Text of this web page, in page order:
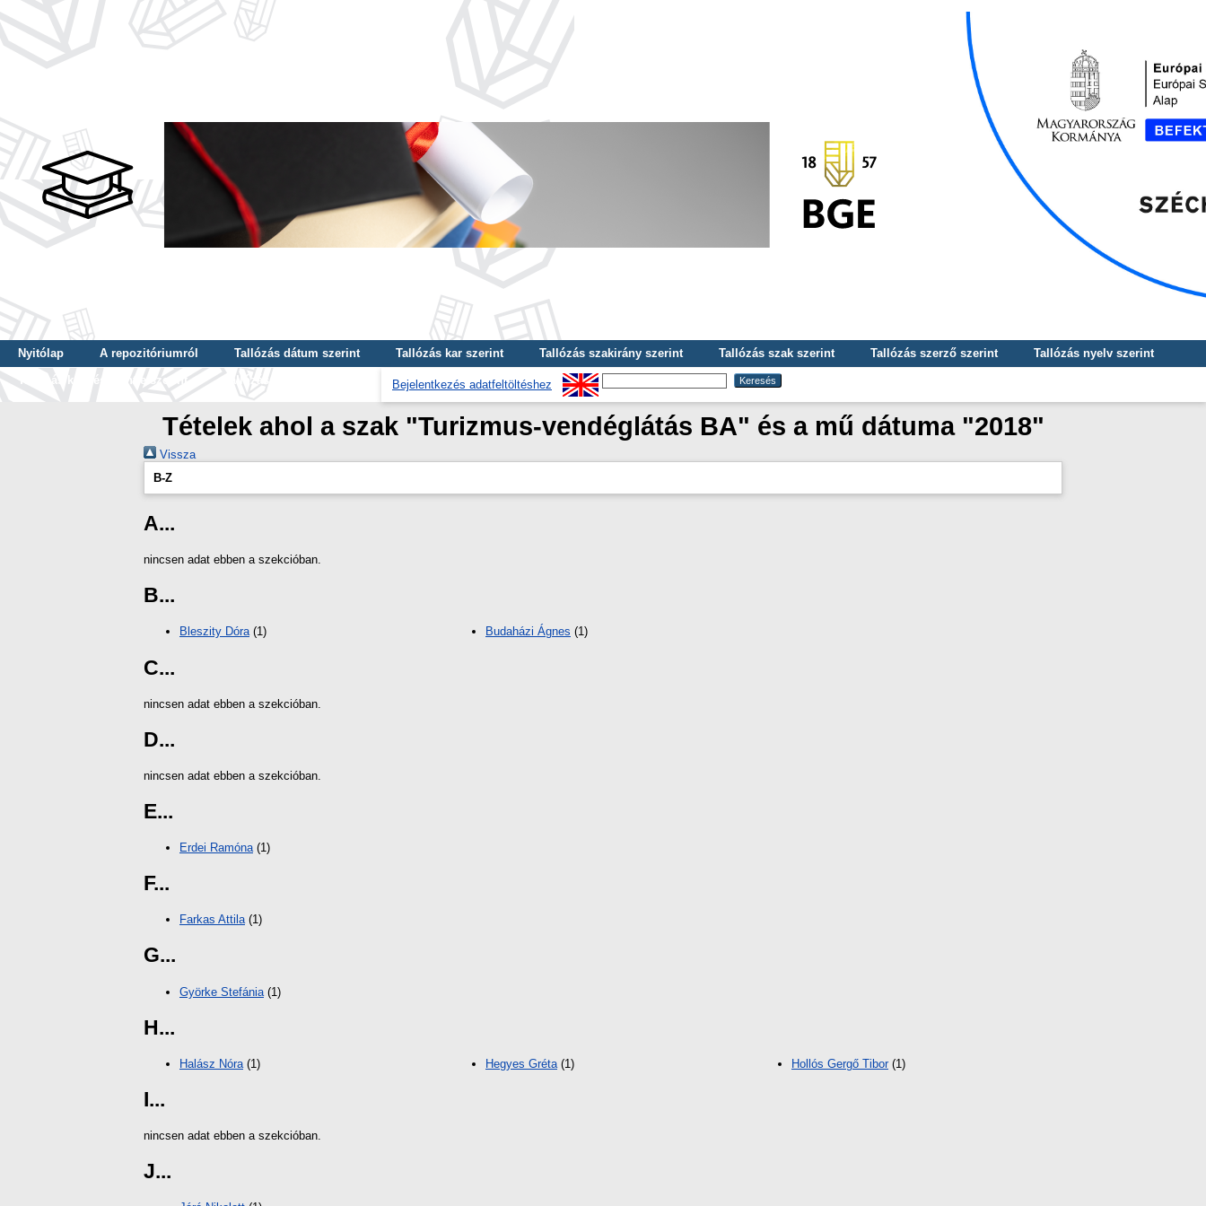
Nyitólap A repozitóriumról Tallózás dátum szerint Tallózás kar szerint Tallózás szakirány szerint Tallózás szak szerint Tallózás szerző szerint
Tallózás nyelv szerint
Tallózás képzés szintje szerint
Tallózás kulcsszó szerint Bejelentkezés adatfeltöltéshez
Tételek ahol a szak "Turizmus-vendéglátás BA" és a mű dátuma "2018"
Vissza
B-Z
A...
nincsen adat ebben a szekcióban.
B...
Bleszity Dóra(1) Budaházi Ágnes (1)
C...
nincsen adat ebben a szekcióban.
D...
nincsen adat ebben a szekcióban.
E...
Erdei Ramóna(1)
F...
Farkas Attila(1)
G...
Györke Stefánia (1)
H...
Halász Nóra (1) Hegyes Gréta (1) Hollós Gergő Tibor(1)
I...
nincsen adat ebben a szekcióban.
J...